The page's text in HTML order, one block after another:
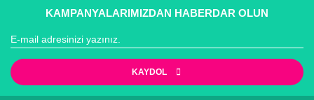
Gönder
KAMPANYALARIMIZDAN HABERDAR OLUN
KAYDOL